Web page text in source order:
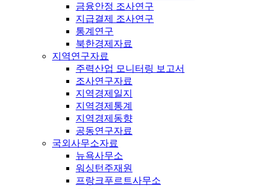
금융안정 조사연구
지급결제 조사연구
통계연구
북한경제자료
지역연구자료
주력산업 모니터링 보고서
조사연구자료
지역경제일지
지역경제통계
지역경제동향
공동연구자료
국외사무소자료
뉴욕사무소
워싱턴주재원
프랑크푸르트사무소